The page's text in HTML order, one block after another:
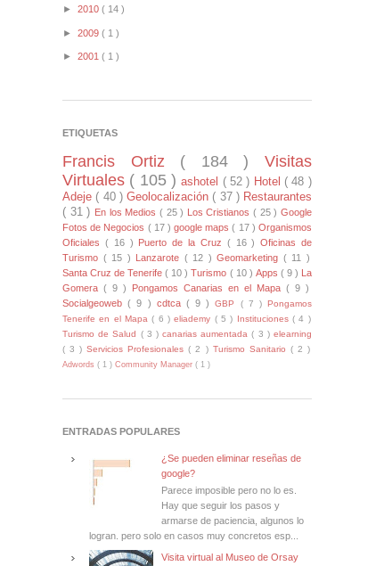
► 2010 ( 14 )
► 2009 ( 1 )
► 2001 ( 1 )
ETIQUETAS
Francis Ortiz ( 184 )Visitas
Virtuales ( 105 )ashotel ( 52 ) Hotel ( 48 )
Adeje ( 40 ) Geolocalización ( 37 ) Restaurantes
( 31 ) En los Medios ( 25 ) Los Cristianos( 25 )Google
Fotos de Negocios ( 17 )google maps( 17 )Organismos
Oficiales ( 16 ) Puerto de la Cruz ( 16 )Oficinas de
Turismo ( 15 ) Lanzarote ( 12 ) Geomarketing ( 11 )
Santa Cruz de Tenerife( 10 )Turismo ( 10 ) Apps ( 9 ) La
Gomera ( 9 ) Pongamos Canarias en el Mapa ( 9 )
Socialgeoweb( 9 ) cdtca ( 9 )GBP ( 7 )Pongamos
Tenerife en el Mapa( 6 )eliademy ( 5 ) Instituciones( 4 )
Turismo de Salud ( 3 )canarias aumentada( 3 )elearning
( 3 )Servicios Profesionales( 2 ) Turismo Sanitario ( 2 )
Adwords ( 1 ) Community Manager ( 1 )
ENTRADAS POPULARES
¿Se pueden eliminar reseñas de
google?
Parece imposible pero no lo es.
Hay que seguir los pasos y
armarse de paciencia, algunos lo
logran. pero solo en casos muy concretos esp...
Visita virtual al Museo de Orsay